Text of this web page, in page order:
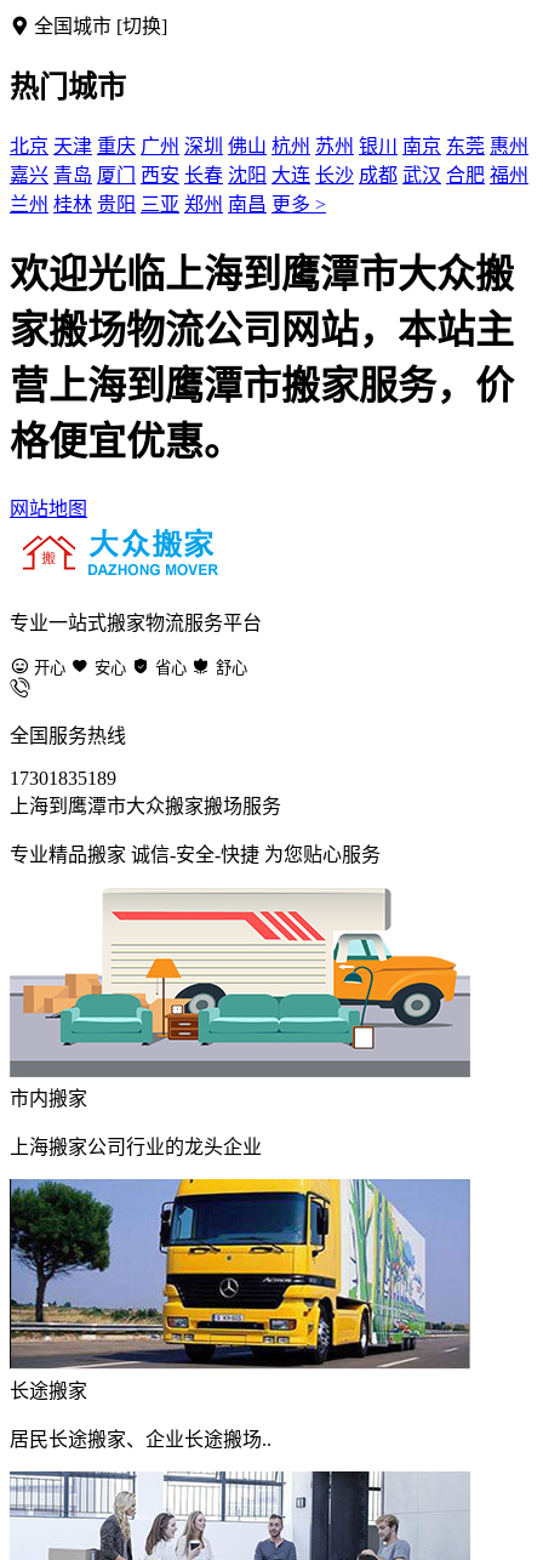
全国城市 [切换]
热门城市
北京 天津 重庆 广州 深圳 佛山 杭州 苏州 银川 南京 东莞 惠州
嘉兴 青岛 厦门 西安 长春 沈阳 大连 长沙 成都 武汉 合肥 福州
兰州 桂林 贵阳 三亚 郑州 南昌 更多 >
欢迎光临上海到鹰潭市大众搬
家搬场物流公司网站，本站主
营上海到鹰潭市搬家服务，价
格便宜优惠。
网站地图
专业一站式搬家物流服务平台
开心 安心 省心 舒心
全国服务热线
17301835189
上海到鹰潭市大众搬家搬场服务
专业精品搬家 诚信-安全-快捷 为您贴心服务
市内搬家
上海搬家公司行业的龙头企业
长途搬家
居民长途搬家、企业长途搬场..